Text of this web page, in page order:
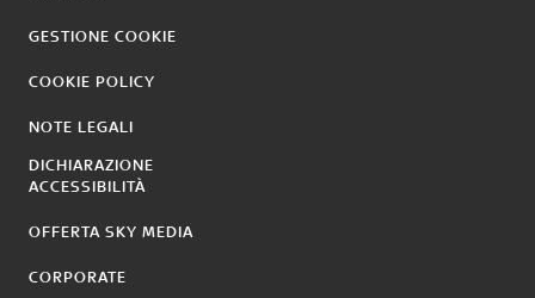
GESTIONE COOKIE
COOKIE POLICY
NOTE LEGALI
DICHIARAZIONE
ACCESSIBILITÀ
OFFERTA SKY MEDIA
CORPORATE